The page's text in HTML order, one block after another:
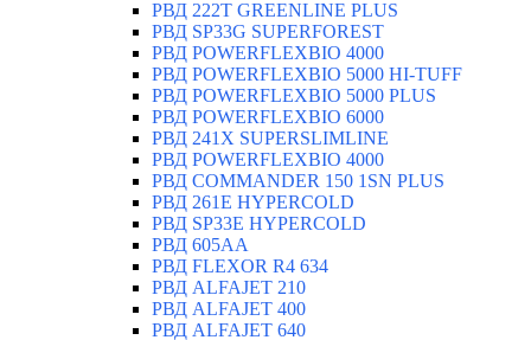
РВД 222T GREENLINE PLUS
РВД SP33G SUPERFOREST
РВД POWERFLEXBIO 4000
РВД POWERFLEXBIO 5000 HI-TUFF
РВД POWERFLEXBIO 5000 PLUS
РВД POWERFLEXBIO 6000
РВД 241X SUPERSLIMLINE
РВД POWERFLEXBIO 4000
РВД СOMMANDER 150 1SN PLUS
РВД 261E HYPERCOLD
РВД SP33E HYPERCOLD
РВД 605AA
РВД FLEXOR R4 634
РВД ALFAJET 210
РВД ALFAJET 400
РВД ALFAJET 640